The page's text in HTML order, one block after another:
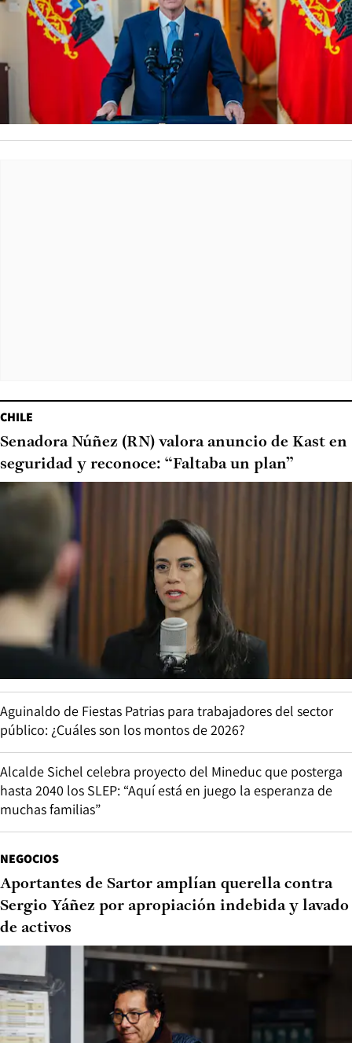
CHILE
Senadora Núñez (RN) valora anuncio de Kast en
seguridad y reconoce: “Faltaba un plan”
Aguinaldo de Fiestas Patrias para trabajadores del sector
público: ¿Cuáles son los montos de 2026?
Alcalde Sichel celebra proyecto del Mineduc que posterga
hasta 2040 los SLEP: “Aquí está en juego la esperanza de
muchas familias”
NEGOCIOS
Aportantes de Sartor amplían querella contra
Sergio Yáñez por apropiación indebida y lavado
de activos